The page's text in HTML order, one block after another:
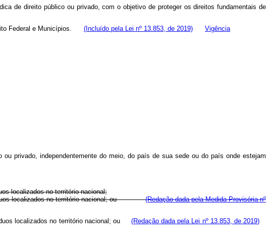
de direito público ou privado, com o objetivo de proteger os direitos fundamentais de
Federal e Municípios. (Incluído pela Lei nº 13.853, de 2019)
Vigência
privado, independentemente do meio, do país de sua sede ou do país onde estejam
localizados no território nacional;
localizados no território nacional; ou(Redação dada pela Medida Provisória nº
localizados no território nacional; ou (Redação dada pela Lei nº 13.853, de 2019)